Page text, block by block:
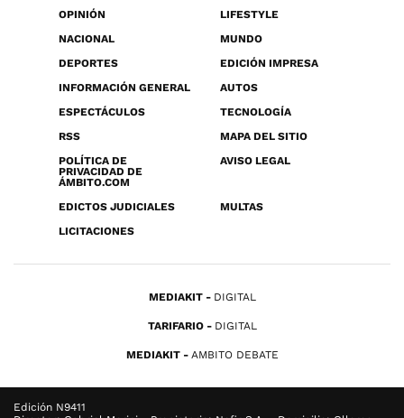
OPINIÓN
LIFESTYLE
NACIONAL
MUNDO
DEPORTES
EDICIÓN IMPRESA
INFORMACIÓN GENERAL
AUTOS
ESPECTÁCULOS
TECNOLOGÍA
RSS
MAPA DEL SITIO
POLÍTICA DE
PRIVACIDAD DE
ÁMBITO.COM
AVISO LEGAL
EDICTOS JUDICIALES
MULTAS
LICITACIONES
MEDIAKIT DIGITAL
TARIFARIO DIGITAL
MEDIAKIT AMBITO DEBATE
Edición N9411